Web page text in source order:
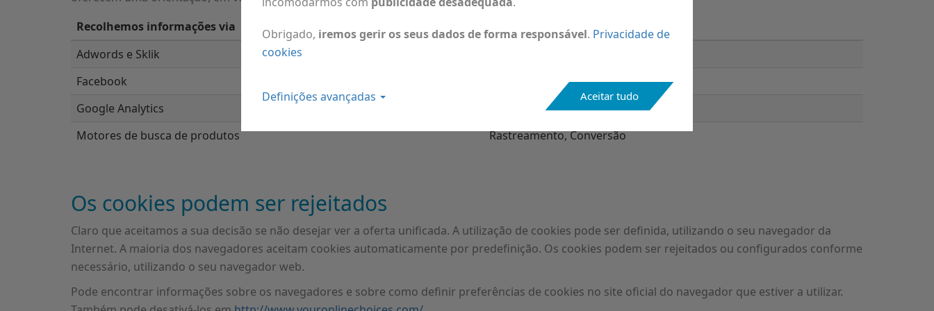
Recolhemos informações via
Adwords e Sklik
Facebook
Rastreamento, Conversão
Google Analytics
Analítico, Rastreamento
Motores de busca de produtos
Rastreamento, Conversão
Os cookies podem ser rejeitados
Claro que aceitamos a sua decisão se não desejar ver a oferta unificada. A utilização de cookies pode ser definida, utilizando o seu navegador da
Internet. A maioria dos navegadores aceitam cookies automaticamente por predefinição. Os cookies podem ser rejeitados ou configurados conforme
necessário, utilizando o seu navegador web.
Pode encontrar informações sobre os navegadores e sobre como definir preferências de cookies no site oficial do navegador que estiver a utilizar.
Obrigado, iremos gerir os seus dados de forma responsável. Privacidade de
cookies
Definições avançadas Aceitar tudo